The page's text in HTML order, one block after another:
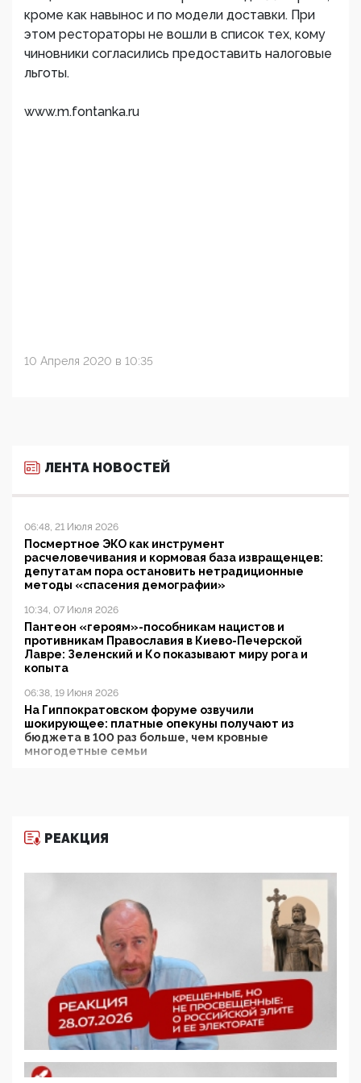
кроме как навынос и по модели доставки. При
этом рестораторы не вошли в список тех, кому
чиновники согласились предоставить налоговые
льготы.
www.m.fontanka.ru
10 Апреля 2020 в 10:35
ЛЕНТА НОВОСТЕЙ
06:48, 21 Июля 2026
Посмертное ЭКО как инструмент
расчеловечивания и кормовая база извращенцев:
депутатам пора остановить нетрадиционные
методы «спасения демографии»
10:34, 07 Июля 2026
Пантеон «героям»-пособникам нацистов и
противникам Православия в Киево-Печерской
Лавре: Зеленский и Ко показывают миру рога и
копыта
06:38, 19 Июня 2026
На Гиппократовском форуме озвучили
шокирующее: платные опекуны получают из
бюджета в 100 раз больше, чем кровные
многодетные семьи
11:53, 09 Июня 2026
деятельность ИИТО ЮНЕСКО в России, но
цифроглобалисты продолжают определять
повестку в образовании
09:43, 01 Июня 2026
5G за счет здоровья граждан: Минцифры намерено
отобрать у регионов и муниципалитетов право
защищать жилые дома и социальные объекты от
05:58, 26 Мая 2026
Роскомнадзор освободили от борца с
деструктивным и опасным контентом
07:39, 25 Мая 2026
РЕАКЦИЯ